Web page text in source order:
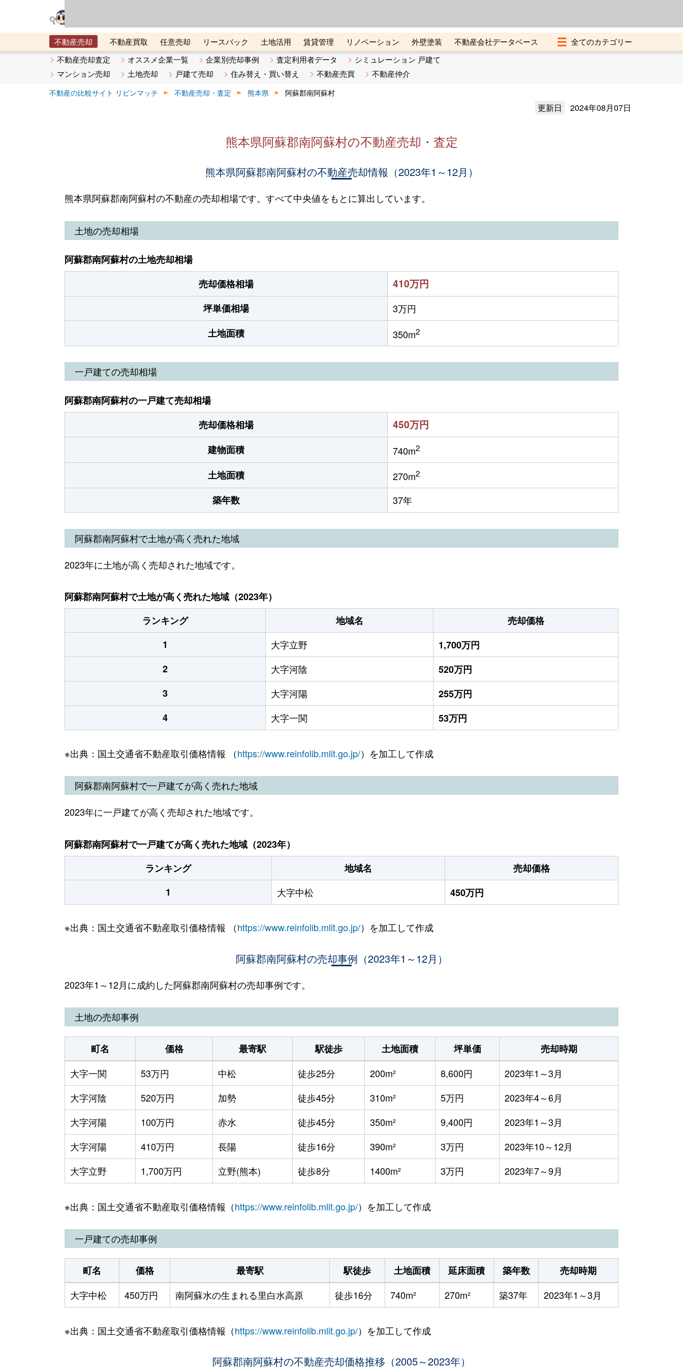
不動産売却 不動産買取 任意売却 リースバック 土地活用 賃貸管理 リノベーション 外壁塗装
不動産会社データベース
メタ住宅展示場
ベスト不動産カンパニー オンライン講座 リビンマガジンBiz 不動産売却ご相談デスク
不動産売却査定 オススメ企業一覧 企業別売却事例 査定利用者データ
シミュレーション 戸建て
マンション売却
土地売却 戸建て売却 住み替え・買い替え 不動産売買 不動産仲介
不動産の比較サイト リビンマッチ 不動産売却・査定 熊本県 阿蘇郡南阿蘇村
更新日 2024年08月07日
熊本県阿蘇郡南阿蘇村の不動産売却・査定
熊本県阿蘇郡南阿蘇村の不動産売却情報（2023年1～12月）
熊本県阿蘇郡南阿蘇村の不動産の売却相場です。すべて中央値をもとに算出しています。
土地の売却相場
阿蘇郡南阿蘇村の土地売却相場
売却価格相場
410万円
坪単価相場
3万円
土地面積
350m2
一戸建ての売却相場
阿蘇郡南阿蘇村の一戸建て売却相場
売却価格相場
450万円
建物面積 740m2
土地面積 270m2
築年数 37年
阿蘇郡南阿蘇村で土地が高く売れた地域
2023年に土地が高く売却された地域です。
阿蘇郡南阿蘇村で土地が高く売れた地域（2023年）
ランキング
地域名
売却価格
1
大字立野
1,700万円
2
大字河陰
520万円
3
大字河陽
255万円
4
大字一関 53万円
※出典：国土交通省不動産取引価格情報 （https://www.reinfolib.mlit.go.jp/）を加工して作成
阿蘇郡南阿蘇村で一戸建てが高く売れた地域
2023年に一戸建てが高く売却された地域です。
阿蘇郡南阿蘇村で一戸建てが高く売れた地域（2023年）
ランキング
地域名
売却価格
1
大字中松 450万円
※出典：国土交通省不動産取引価格情報 （https://www.reinfolib.mlit.go.jp/）を加工して作成
阿蘇郡南阿蘇村の売却事例（2023年1～12月）
2023年1～12月に成約した阿蘇郡南阿蘇村の売却事例です。
土地の売却事例
町名 価格 最寄駅 駅徒歩 土地面積 坪単価
売却時期
大字一関
53万円 中松 徒歩25分 200m² 8,600円
2023年1～3月
大字河陰
520万円 加勢 徒歩45分 310m² 5万円
2023年4～6月
大字河陽
100万円 赤水 徒歩45分 350m² 9,400円
2023年1～3月
大字河陽
410万円 長陽 徒歩16分 390m² 3万円
2023年10～12月
大字立野
1,700万円 立野(熊本) 徒歩8分 1400m² 3万円 2023年7～9月
※出典：国土交通省不動産取引価格情報（https://www.reinfolib.mlit.go.jp/）を加工して作成
一戸建ての売却事例
町名 価格 最寄駅 駅徒歩 土地面積 延床面積 築年数
売却時期
大字中松
450万円 南阿蘇水の生まれる里白水高原 徒歩16分 740m² 270m² 築37年 2023年1～3月
※出典：国土交通省不動産取引価格情報（https://www.reinfolib.mlit.go.jp/）を加工して作成
阿蘇郡南阿蘇村の不動産売却価格推移（2005～2023年）